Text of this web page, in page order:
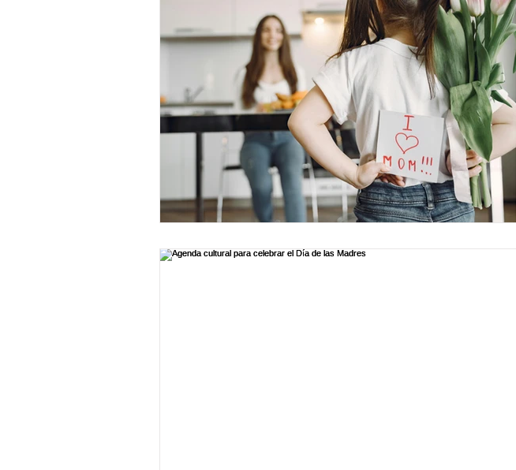
Córdoba Bloggeros Hermanos Mayores Economía
Carnaval Educación BID BIENESTAR AMBIENTAL